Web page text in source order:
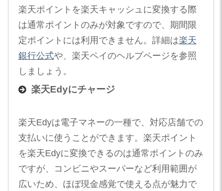
楽天ポイントを楽天キャッシュに変換する際
は通常ポイントのみが対象ですので、期間限
定ポイントには利用できません。詳細は楽天
銀行公式や、楽天ペイのヘルプページを参照
しましょう。
楽天Edyにチャージ
楽天Edyは電子マネーの一種で、対応店舗での
支払いに使うことができます。楽天ポイント
を楽天Edyに変換できるのは通常ポイントのみ
ですが、コンビニやスーパーなど利用範囲が
広いため、ほぼ現金感覚で使える点が魅力で